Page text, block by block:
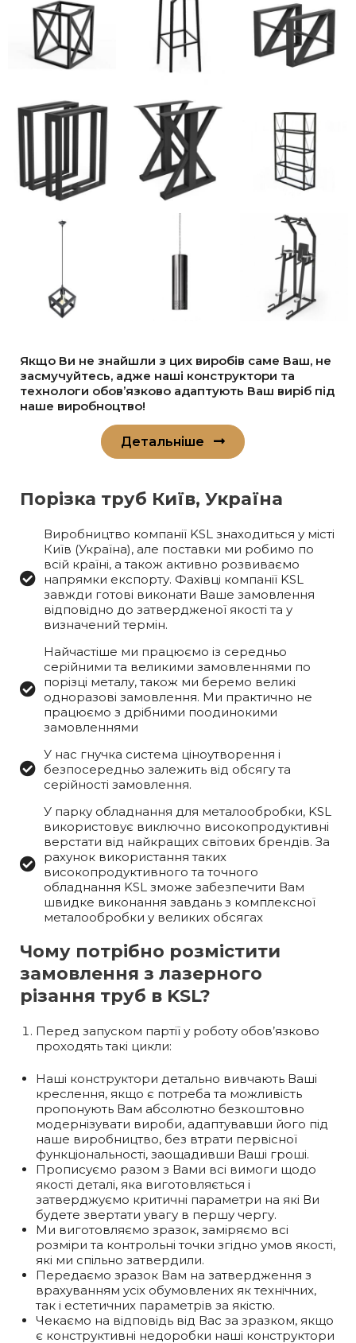
Якщо Ви не знайшли з цих виробів саме Ваш, не
засмучуйтесь, адже наші конструктори та
технологи обов’язково адаптують Ваш виріб під
наше виробноцтво!
Детальніше
Порізка труб Київ, Україна
Виробництво компанії KSL знаходиться у місті
Київ (Україна), але поставки ми робимо по
всій країні, а також активно розвиваємо
напрямки експорту. Фахівці компанії KSL
завжди готові виконати Ваше замовлення
відповідно до затвердженої якості та у
визначений термін.
Найчастіше ми працюємо із середньо
серійними та великими замовленнями по
порізці металу, також ми беремо великі
одноразові замовлення. Ми практично не
працюємо з дрібними поодинокими
замовленнями
У нас гнучка система ціноутворення і
безпосередньо залежить від обсягу та
серійності замовлення.
У парку обладнання для металообробки, KSL
використовує виключно високопродуктивні
верстати від найкращих світових брендів. За
рахунок використання таких
високопродуктивного та точного
обладнання KSL зможе забезпечити Вам
швидке виконання завдань з комплексної
металообробки у великих обсягах
Чому потрібно розмістити
замовлення з лазерного
різання труб в KSL?
Перед запуском партії у роботу обов’язково
проходять такі цикли:
Наші конструктори детально вивчають Ваші
креслення, якщо є потреба та можливість
пропонують Вам абсолютно безкоштовно
модернізувати вироби, адаптувавши його під
наше виробництво, без втрати первісної
функціональності, заощадивши Ваші гроші.
Прописуємо разом з Вами всі вимоги щодо
якості деталі, яка виготовляється і
затверджуємо критичні параметри на які Ви
будете звертати увагу в першу чергу.
Ми виготовляємо зразок, заміряємо всі
розміри та контрольні точки згідно умов якості,
які ми спільно затвердили.
Передаємо зразок Вам на затвердження з
врахуванням усіх обумовлених як технічних,
так і естетичних параметрів за якістю.
Чекаємо на відповідь від Вас за зразком, якщо
є конструктивні недоробки наші конструктори